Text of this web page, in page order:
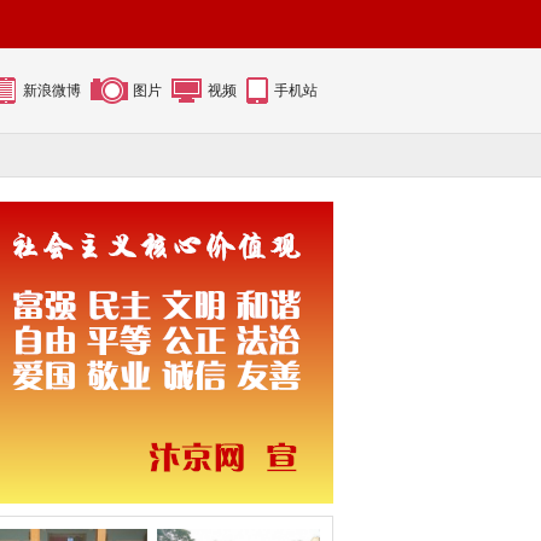
新浪微博 图片 视频 手机站